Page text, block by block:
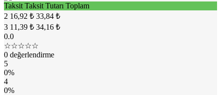
Taksit Taksit Tutarı Toplam
2 16,92 ₺ 33,84 ₺
3 11,39 ₺ 34,16 ₺
0.0
☆☆☆☆☆
0 değerlendirme
5
0%
4
0%